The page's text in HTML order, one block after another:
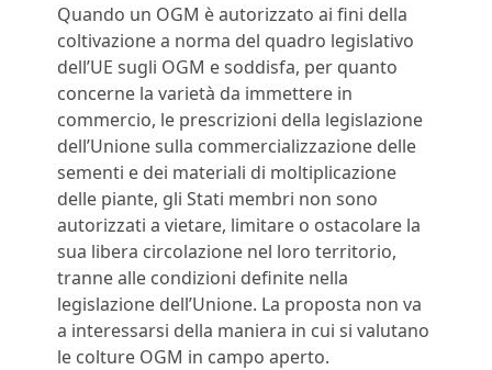
Quando un OGM è autorizzato ai fini della
coltivazione a norma del quadro legislativo
dell’UE sugli OGM e soddisfa, per quanto
concerne la varietà da immettere in
commercio, le prescrizioni della legislazione
dell’Unione sulla commercializzazione delle
sementi e dei materiali di moltiplicazione
delle piante, gli Stati membri non sono
autorizzati a vietare, limitare o ostacolare la
sua libera circolazione nel loro territorio,
tranne alle condizioni definite nella
legislazione dell’Unione. La proposta non va
a interessarsi della maniera in cui si valutano
le colture OGM in campo aperto.